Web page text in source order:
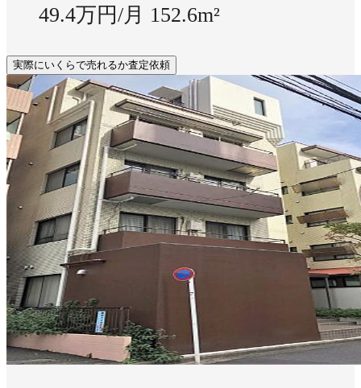
49.4万円/月 152.6m²
実際にいくらで売れるか査定依頼